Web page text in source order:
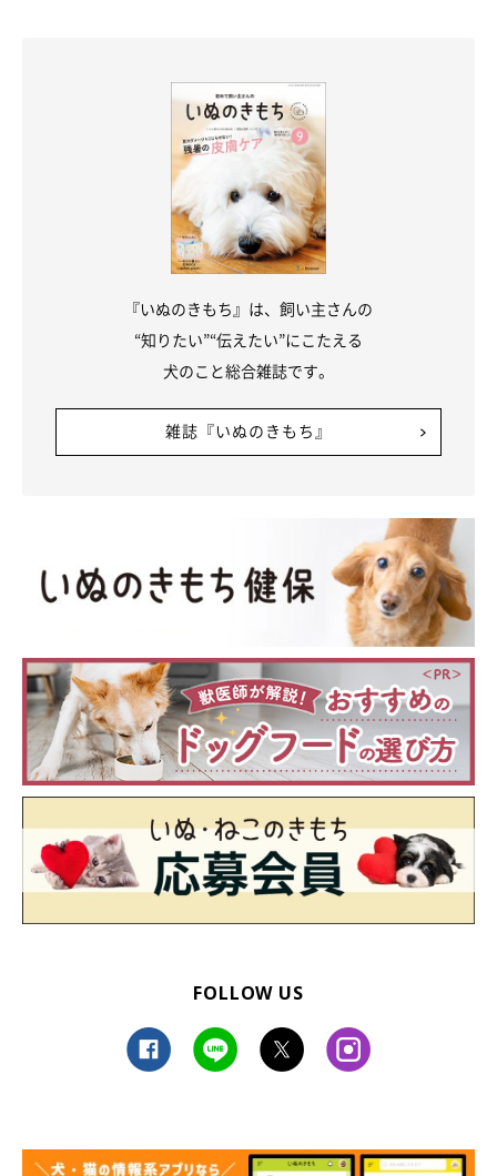
『いぬのきもち』は、飼い主さんの
“知りたい”“伝えたい”にこたえる
犬のこと総合雑誌です。
雑誌『いぬのきもち』
FOLLOW US